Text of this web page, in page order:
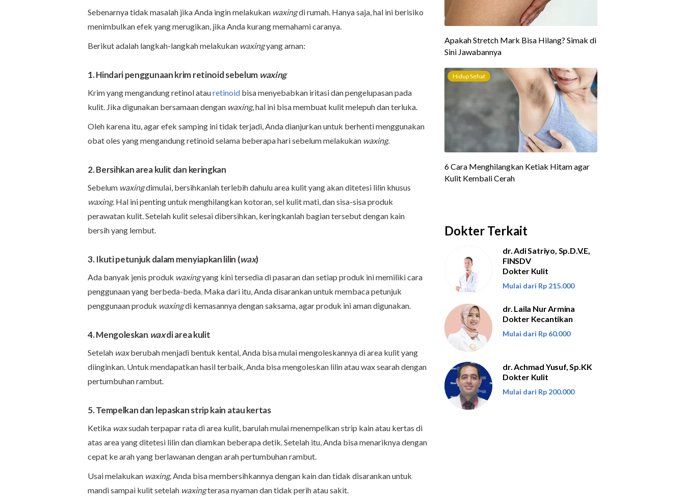
Sebenarnya tidak masalah jika Anda ingin melakukan waxingdi rumah. Hanya saja, hal ini berisiko
menimbulkan efek yang merugikan, jika Anda kurang memahami caranya.
Berikut adalah langkah-langkah melakukan waxingyang aman:
1. Hindari penggunaan krim retinoid sebelum waxing
Krim yang mengandung retinol atauretinoid bisa menyebabkan iritasi dan pengelupasan pada
kulit. Jika digunakan bersamaan dengan waxing, hal ini bisa membuat kulit melepuh dan terluka.
Oleh karena itu, agar efek samping ini tidak terjadi, Anda dianjurkan untuk berhenti menggunakan
obat oles yang mengandung retinoid selama beberapa hari sebelum melakukan waxing.
2. Bersihkan area kulit dan keringkan
Sebelum waxingdimulai, bersihkanlah terlebih dahulu area kulit yang akan ditetesi lilin khusus
waxing. Hal ini penting untuk menghilangkan kotoran, sel kulit mati, dan sisa-sisa produk
perawatan kulit. Setelah kulit selesai dibersihkan, keringkanlah bagian tersebut dengan kain
bersih yang lembut.
3. Ikuti petunjuk dalam menyiapkan lilin (wax)
Ada banyak jenis produk waxingyang kini tersedia di pasaran dan setiap produk ini memiliki cara
penggunaan yang berbeda-beda. Maka dari itu, Anda disarankan untuk membaca petunjuk
penggunaan produk waxingdi kemasannya dengan saksama, agar produk ini aman digunakan.
4. Mengoleskan waxdi area kulit
Setelah waxberubah menjadi bentuk kental, Anda bisa mulai mengoleskannya di area kulit yang
diinginkan. Untuk mendapatkan hasil terbaik, Anda bisa mengoleskan lilin atau wax searah dengan
pertumbuhan rambut.
5. Tempelkan dan lepaskan strip kain atau kertas
Ketika waxsudah terpapar rata di area kulit, barulah mulai menempelkan strip kain atau kertas di
atas area yang ditetesi lilin dan diamkan beberapa detik. Setelah itu, Anda bisa menariknya dengan
cepat ke arah yang berlawanan dengan arah pertumbuhan rambut.
Usai melakukan waxing,Anda bisa membersihkannya dengan kain dan tidak disarankan untuk
mandi sampai kulit setelah waxingterasa nyaman dan tidak perih atau sakit.
Dokter Terkait